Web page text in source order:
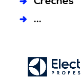
...